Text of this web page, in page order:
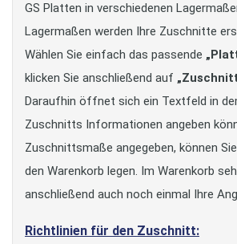
GS Platten in verschiedenen
Lagermaßen werden Ihre Zuschnitte
Wählen Sie einfach das passende
klicken Sie anschließend auf
Daraufhin öffnet sich ein Textfeld in
Zuschnitts Informationen angeben
Zuschnittsmaße angegeben, können
den Warenkorb legen. Im Warenkorb
anschließend auch noch einmal Ihre
Richtlinien für den Zuschnitt: